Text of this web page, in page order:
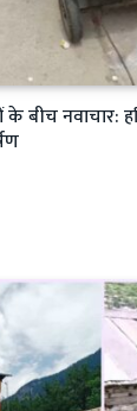
बीच नवाचार: